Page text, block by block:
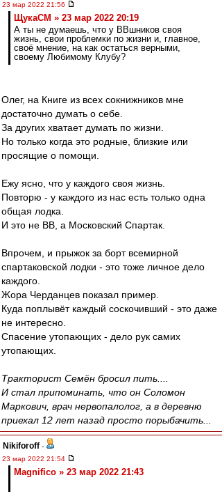
23 мар 2022 21:56
ЩукаСМ » 23 мар 2022 20:19
А ты не думаешь, что у ВВшников своя
жизнь, свои проблемки по жизни и, главное,
своё мнение, на как остаться верными,
своему Любимому Клубу?
Олег, на Книге из всех сокнижников мне
достаточно думать о себе.
За других хватает думать по жизни.
Но только когда это родные, близкие или
просящие о помощи.
Ежу ясно, что у каждого своя жизнь.
Повторю - у каждого из нас есть только одна
общая лодка.
И это не ВВ, а Московский Спартак.
Впрочем, и прыжок за борт всемирной
спартаковской лодки - это тоже личное дело
каждого.
Жора Черданцев показал пример.
Куда поплывёт каждый соскочивший - это даже
не интересно.
Спасение утопающих - дело рук самих
утопающих.
Тракторист Семён бросил пить....
И стал припоминать, что он Соломон
Маркович, врач нервопалолог, а в деревню
приехал 12 лет назад просто порыбачить...
Nikiforoff -
23 мар 2022 21:54
Magnifico » 23 мар 2022 21:43